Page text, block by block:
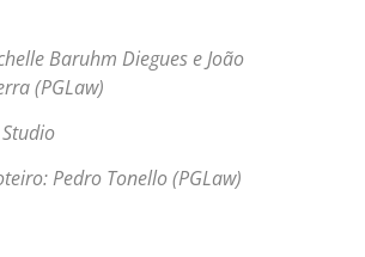
Baruhm Diegues e João
(PGLaw)
Pedro Tonello (PGLaw)